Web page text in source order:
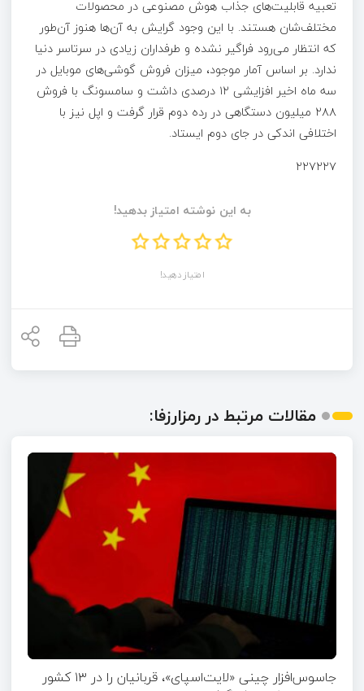
تعبیه قابلیت‌های جذاب هوش مصنوعی در محصولات
مختلف‌شان هستند. با این وجود گرایش به آن‌ها هنوز آن‌طور
که انتظار می‌رود فراگیر نشده و طرفداران زیادی در سرتاسر دنیا
ندارد. بر اساس آمار موجود، میزان فروش گوشی‌های موبایل در
سه ماه اخیر افزایشی ۱۲ درصدی داشت و سامسونگ با فروش
۲۸۸ میلیون دستگاهی در رده دوم قرار گرفت و اپل نیز با
اختلافی اندکی در جای دوم ایستاد.
۲۲۷۲۲۷
به این نوشته امتیاز بدهید!
امتیاز دهید!
مقالات مرتبط در رمزارزفا:
جاسوس‌افزار چینی «لایت‌اسپای»، قربانیان را در ۱۳ کشور